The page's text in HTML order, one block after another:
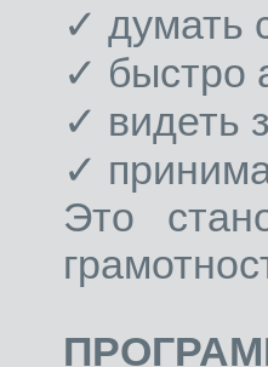
✓ думать
✓ быстро
✓ видеть
✓
Это